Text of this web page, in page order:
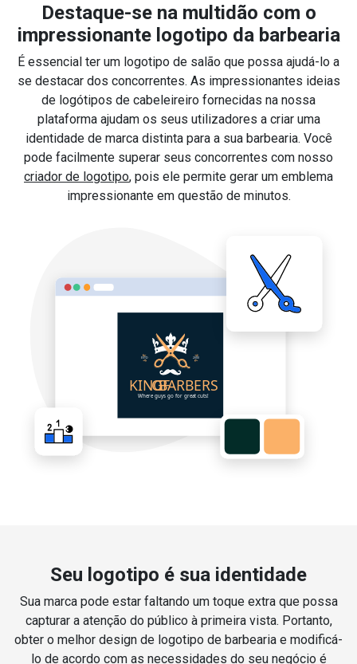
Destaque-se na multidão com o
impressionante logotipo da barbearia
É essencial ter um logotipo de salão que possa ajudá-lo a
se destacar dos concorrentes. As impressionantes ideias
de logótipos de cabeleireiro fornecidas na nossa
plataforma ajudam os seus utilizadores a criar uma
identidade de marca distinta para a sua barbearia. Você
pode facilmente superar seus concorrentes com nosso
criador de logotipo, pois ele permite gerar um emblema
impressionante em questão de minutos.
Seu logotipo é sua identidade
Sua marca pode estar faltando um toque extra que possa
capturar a atenção do público à primeira vista. Portanto,
obter o melhor design de logotipo de barbearia e modificá-
lo de acordo com as necessidades do seu negócio é